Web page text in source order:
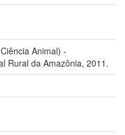
Animal) -
Rural da Amazônia, 2011.